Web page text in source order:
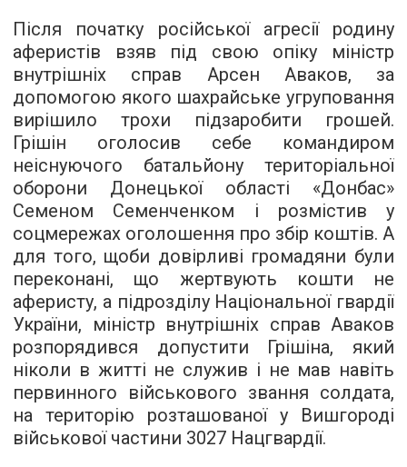
Після початку російської агресії родину
аферистів взяв під свою опіку міністр
внутрішніх справ Арсен Аваков, за
допомогою якого шахрайське угруповання
вирішило трохи підзаробити грошей.
Грішін оголосив себе командиром
неіснуючого батальйону територіальної
оборони Донецької області «Донбас»
Семеном Семенченком і розмістив у
соцмережах оголошення про збір коштів. А
для того, щоби довірливі громадяни були
переконані, що жертвують кошти не
аферисту, а підрозділу Національної гвардії
України, міністр внутрішніх справ Аваков
розпорядився допустити Грішіна, який
ніколи в житті не служив і не мав навіть
первинного військового звання солдата,
на територію розташованої у Вишгороді
військової частини 3027 Нацгвардії.